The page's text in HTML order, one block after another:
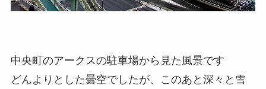
中央町のアークスの駐車場から見た風景です
どんよりとした曇空でしたが、このあと深々と雪